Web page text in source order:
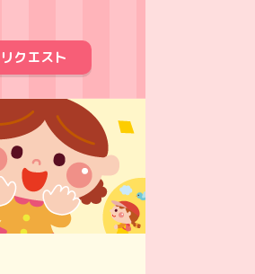
リクエスト